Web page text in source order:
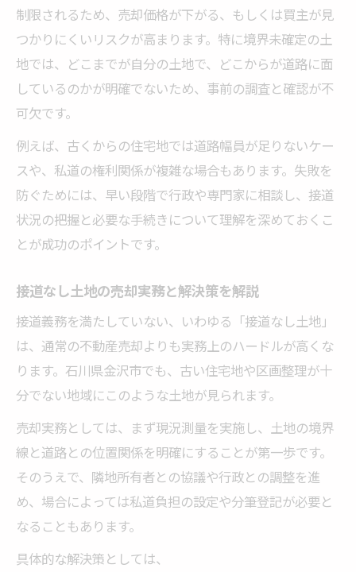
制限されるため、売却価格が下がる、もしくは買主が見
つかりにくいリスクが高まります。特に境界未確定の土
地では、どこまでが自分の土地で、どこからが道路に面
しているのかが明確でないため、事前の調査と確認が不
可欠です。
例えば、古くからの住宅地では道路幅員が足りないケー
スや、私道の権利関係が複雑な場合もあります。失敗を
防ぐためには、早い段階で行政や専門家に相談し、接道
状況の把握と必要な手続きについて理解を深めておくこ
とが成功のポイントです。
接道なし土地の売却実務と解決策を解説
接道義務を満たしていない、いわゆる「接道なし土地」
は、通常の不動産売却よりも実務上のハードルが高くな
ります。石川県金沢市でも、古い住宅地や区画整理が十
分でない地域にこのような土地が見られます。
売却実務としては、まず現況測量を実施し、土地の境界
線と道路との位置関係を明確にすることが第一歩です。
そのうえで、隣地所有者との協議や行政との調整を進
め、場合によっては私道負担の設定や分筆登記が必要と
なることもあります。
具体的な解決策としては、